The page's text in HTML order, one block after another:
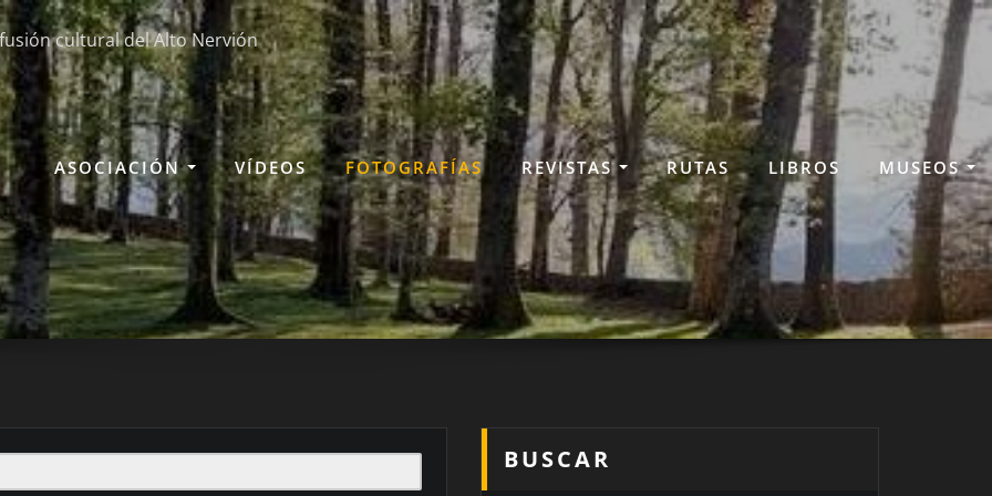
cultural del Alto Nervión
ASOCIACIÓN VÍDEOS FOTOGRAFÍAS REVISTAS RUTAS LIBROS MUSEOS
BUSCAR